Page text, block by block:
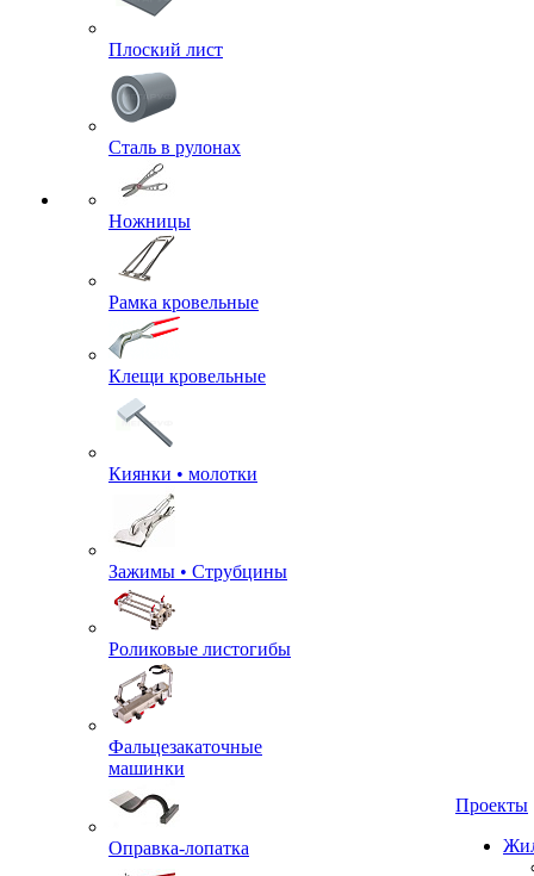
Плоский лист
Сталь в рулонах
Ножницы
Рамка кровельные
Клещи кровельные
Киянки • молотки
Зажимы • Струбцины
Роликовые листогибы
Фальцезакаточные
машинки
Оправка-лопатка